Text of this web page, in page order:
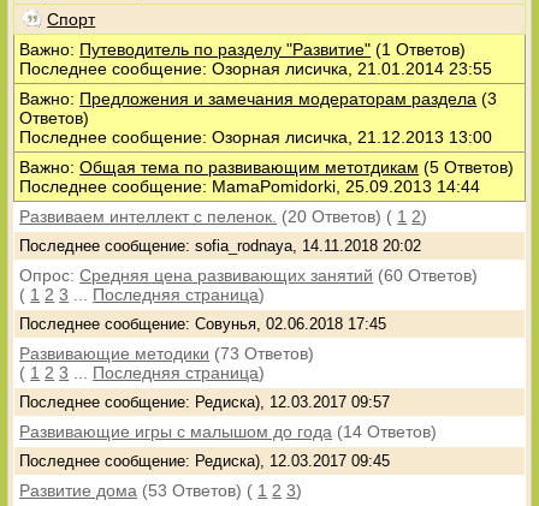
Спорт
Важно: Путеводитель по разделу "Развитие" (1 Ответов)
Последнее сообщение: Озорная лисичка, 21.01.2014 23:55
Важно: Предложения и замечания модераторам раздела (3
Ответов)
Последнее сообщение: Озорная лисичка, 21.12.2013 13:00
Важно:Общая тема по развивающим метотдикам (5 Ответов)
Последнее сообщение: MamaPomidorki, 25.09.2013 14:44
Развиваем интеллект с пеленок. (20 Ответов) ( 1 2)
Последнее сообщение: sofia_rodnaya, 14.11.2018 20:02
Опрос:Средняя цена развивающих занятий (60 Ответов)
( 1 2 3 Последняя страница)
Последнее сообщение: Совунья, 02.06.2018 17:45
Развивающие методики (73 Ответов)
( 1 2 3 Последняя страница)
Последнее сообщение: Редиска), 12.03.2017 09:57
Развивающие игры с малышом до года (14 Ответов)
Последнее сообщение: Редиска), 12.03.2017 09:45
Развитие дома (53 Ответов) ( 1 2 3)